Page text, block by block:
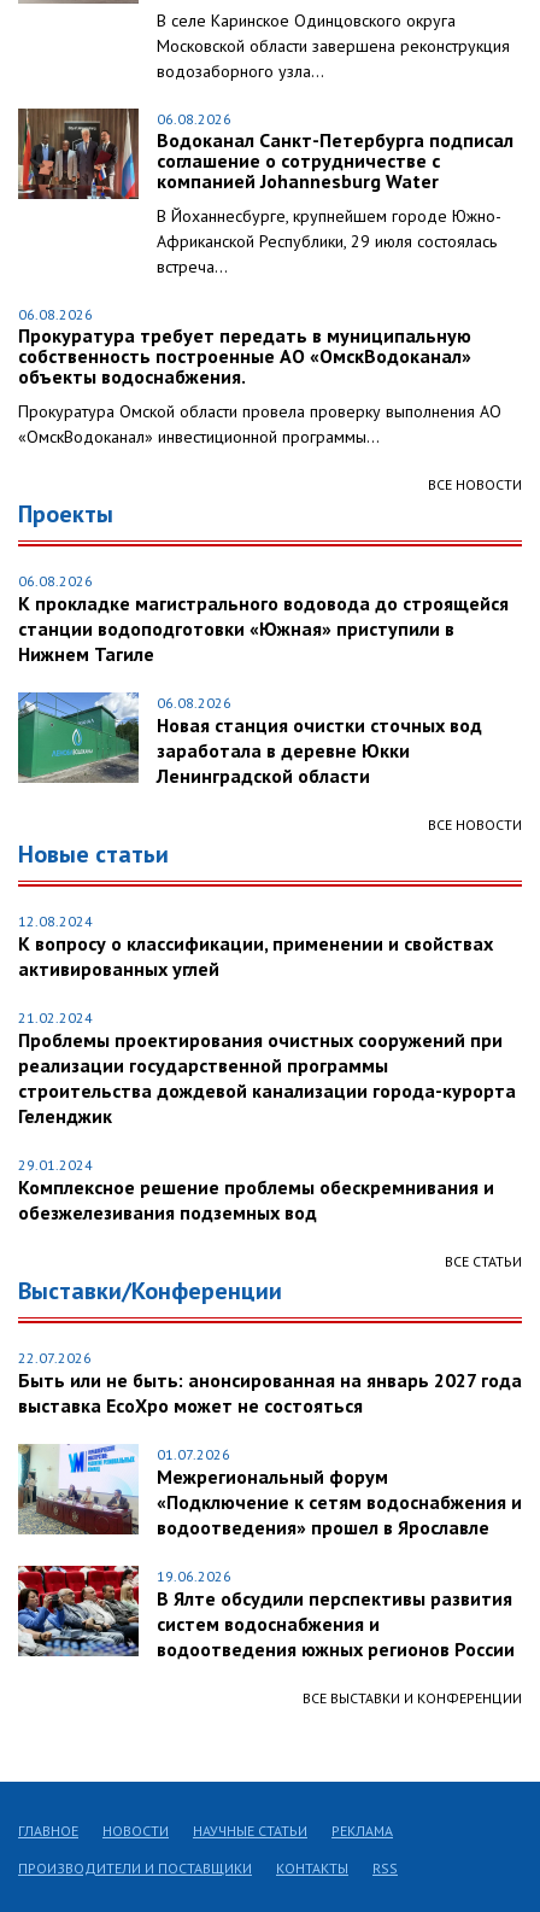
В селе Каринское Одинцовского округа
Московской области завершена реконструкция
водозаборного узла...
06.08.2026
Водоканал Санкт-Петербурга подписал
соглашение о сотрудничестве с
компанией Johannesburg Water
В Йоханнесбурге, крупнейшем городе Южно-
Африканской Республики, 29 июля состоялась
встреча...
06.08.2026
Прокуратура требует передать в муниципальную
собственность построенные АО «ОмскВодоканал»
объекты водоснабжения.
Прокуратура Омской области провела проверку выполнения АО
«ОмскВодоканал» инвестиционной программы...
ВСЕ НОВОСТИ
Проекты
06.08.2026
К прокладке магистрального водовода до строящейся
станции водоподготовки «Южная» приступили в
Нижнем Тагиле
06.08.2026
Новая станция очистки сточных вод
заработала в деревне Юкки
Ленинградской области
ВСЕ НОВОСТИ
Новые статьи
12.08.2024
К вопросу о классификации, применении и свойствах
активированных углей
21.02.2024
Проблемы проектирования очистных сооружений при
реализации государственной программы
строительства дождевой канализации города-курорта
Геленджик
29.01.2024
Комплексное решение проблемы обескремнивания и
обезжелезивания подземных вод
ВСЕ СТАТЬИ
Выставки/Конференции
22.07.2026
Быть или не быть: анонсированная на январь 2027 года
выставка EcoXpo может не состояться
01.07.2026
Межрегиональный форум
«Подключение к сетям водоснабжения и
водоотведения» прошел в Ярославле
19.06.2026
В Ялте обсудили перспективы развития
систем водоснабжения и
водоотведения южных регионов России
ВСЕ ВЫСТАВКИ И КОНФЕРЕНЦИИ
ГЛАВНОЕ НОВОСТИ НАУЧНЫЕ СТАТЬИ РЕКЛАМА
ПРОИЗВОДИТЕЛИ И ПОСТАВЩИКИ КОНТАКТЫ RSS